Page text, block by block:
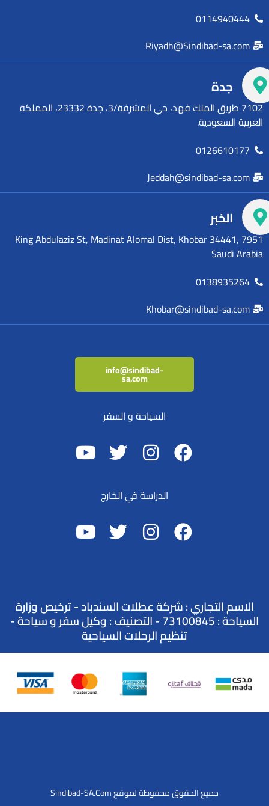
0114940444
Riyadh@Sindibad-sa.com
جدة
7102 طريق الملك فهد، حي المشرفة/3، جدة 23332، المملكة
العربية السعودية.
0126610177
Jeddah@sindibad-sa.com
الخبر
7951 King Abdulaziz St, Madinat Alomal Dist, Khobar 34441,
Saudi Arabia
0138935264
Khobar@sindibad-sa.com
info@sindibad-
sa.com
السياحة و السفر
الدراسة في الخارج
الاسم التجاري : شركة عطلات السندباد - ترخيص وزارة
السياحة : 73100845 - التصنيف : وكيل سفر و سياحة -
تنظيم الرحلات السياحية
جميع الحقوق محفوظة لموقع Sindibad-SA.Com